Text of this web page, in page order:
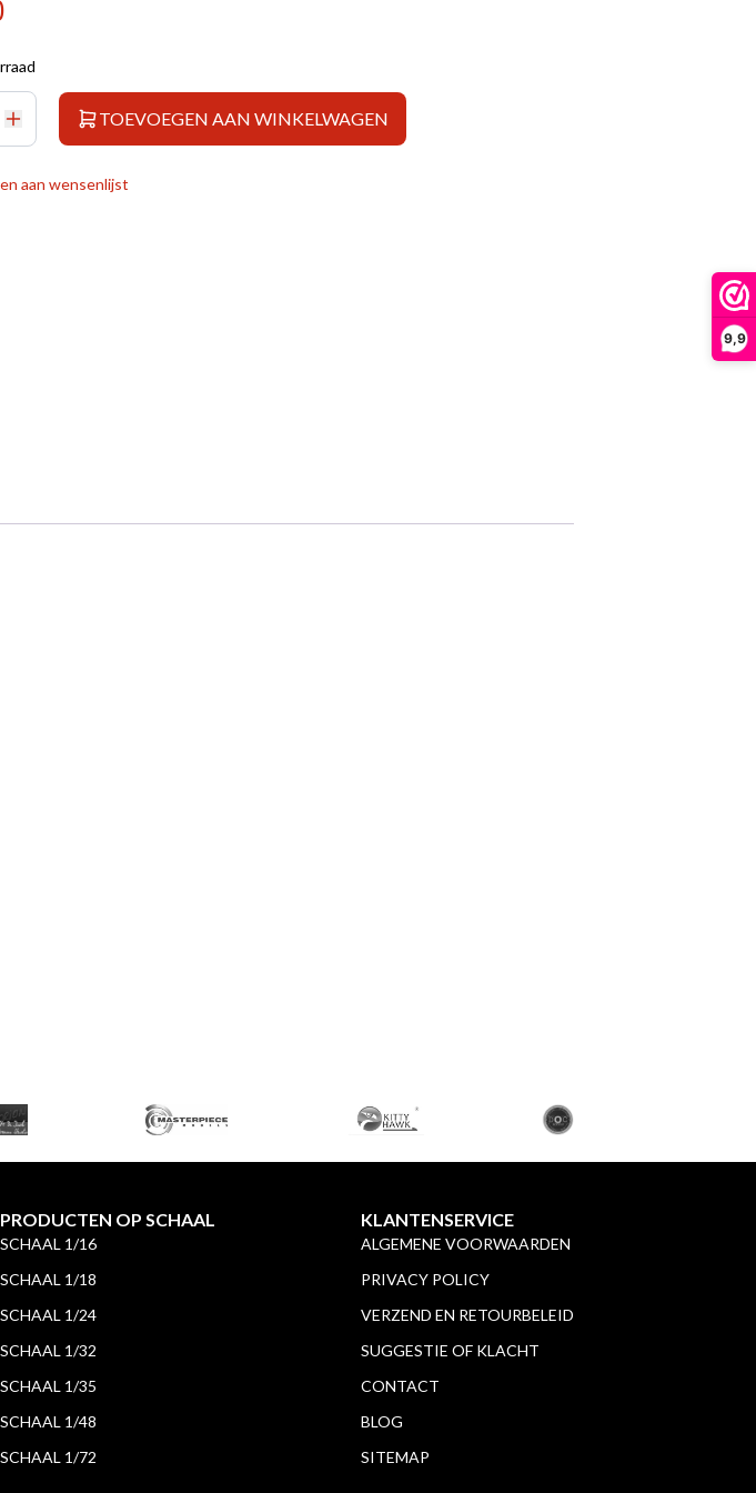
9,9
TOEVOEGEN AAN WINKELWAGEN
aan wensenlijst
PRODUCTEN OP SCHAAL
SCHAAL 1/16
SCHAAL 1/18
SCHAAL 1/24
SCHAAL 1/32
SCHAAL 1/35
SCHAAL 1/48
SCHAAL 1/72
KLANTENSERVICE
ALGEMENE VOORWAARDEN
PRIVACY POLICY
VERZEND EN RETOURBELEID
SUGGESTIE OF KLACHT
CONTACT
BLOG
SITEMAP